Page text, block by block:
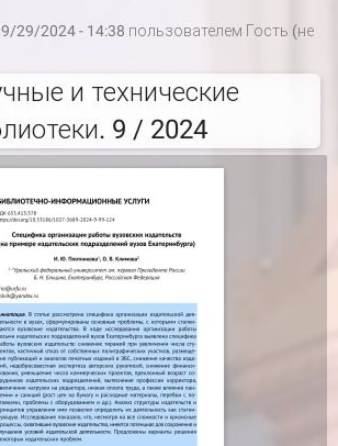
29/2024 - 14:38 пользователем Гость (не
и технические
9 / 2024